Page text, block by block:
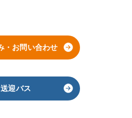
・お問い合わせ
送迎バス